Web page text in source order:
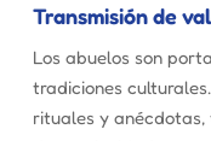
Transmisión de
Los abuelos son
tradiciones
rituales y anécdotas,